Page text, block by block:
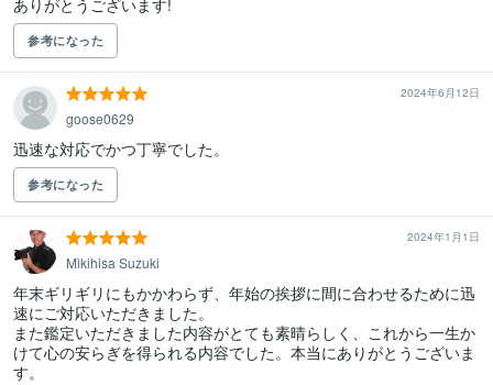
参考になった
2024年6月12日
goose0629
迅速な対応でかつ丁寧でした。
参考になった
2024年1月1日
Mikihisa Suzuki
年末ギリギリにもかかわらず、年始の挨拶に間に合わせるために迅
速にご対応いただきました。
また鑑定いただきました内容がとても素晴らしく、これから一生か
けて心の安らぎを得られる内容でした。本当にありがとうございま
す。